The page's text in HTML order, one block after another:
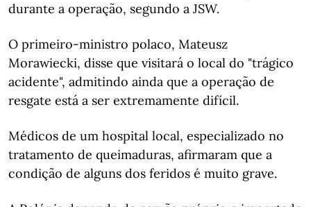
durante a operação, segundo a JSW.
O primeiro-ministro polaco, Mateusz
Morawiecki, disse que visitará o local do "trágico
acidente", admitindo ainda que a operação de
resgate está a ser extremamente difícil.
Médicos de um hospital local, especializado no
tratamento de queimaduras, afirmaram que a
condição de alguns dos feridos é muito grave.